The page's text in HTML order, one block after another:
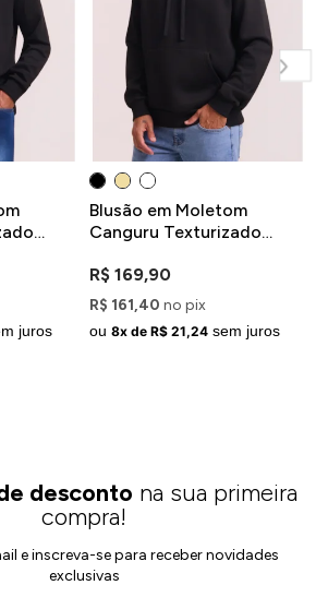
juros
Blusão em Moletom
Canguru Texturizado
R$ 169,90
R$ 161,40 no pix
ou 8x de R$ 21,24 sem juros
desconto na sua primeira
compra!
e inscreva-se para receber novidades
exclusivas